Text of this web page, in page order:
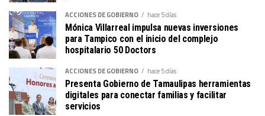
ACCIONES DE GOBIERNO hace 5 días
Mónica Villarreal impulsa nuevas inversiones
para Tampico con el inicio del complejo
hospitalario 50 Doctors
ACCIONES DE GOBIERNO hace 5 días
Presenta Gobierno de Tamaulipas herramientas
digitales para conectar familias y facilitar
servicios